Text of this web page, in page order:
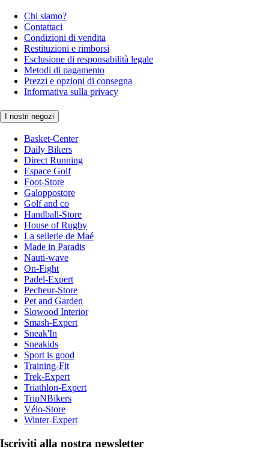
Chi siamo?
Contattaci
Condizioni di vendita
Restituzioni e rimborsi
Esclusione di responsabilità legale
Metodi di pagamento
Prezzi e opzioni di consegna
Informativa sulla privacy
I nostri negozi
Basket-Center
Daily Bikers
Direct Running
Espace Golf
Foot-Store
Galoppostore
Golf and co
Handball-Store
House of Rugby
La sellerie de Maé
Made in Paradis
Nauti-wave
On-Fight
Padel-Expert
Pecheur-Store
Pet and Garden
Slowood Interior
Smash-Expert
Sneak'In
Sneakids
Sport is good
Training-Fit
Trek-Expert
Triathlon-Expert
TripNBikers
Vélo-Store
Winter-Expert
Iscriviti alla nostra newsletter